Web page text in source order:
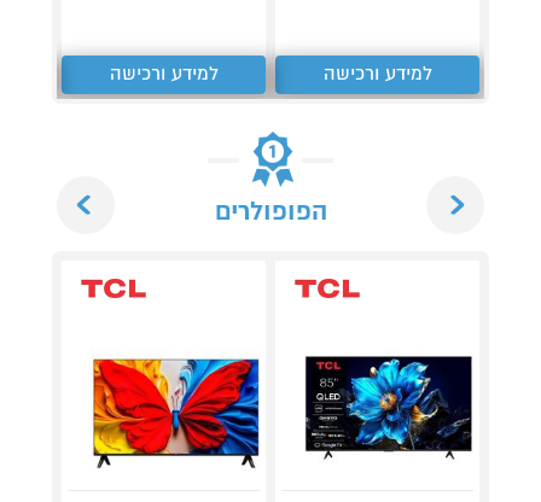
למידע ורכישה למידע ורכישה
הפופולרים